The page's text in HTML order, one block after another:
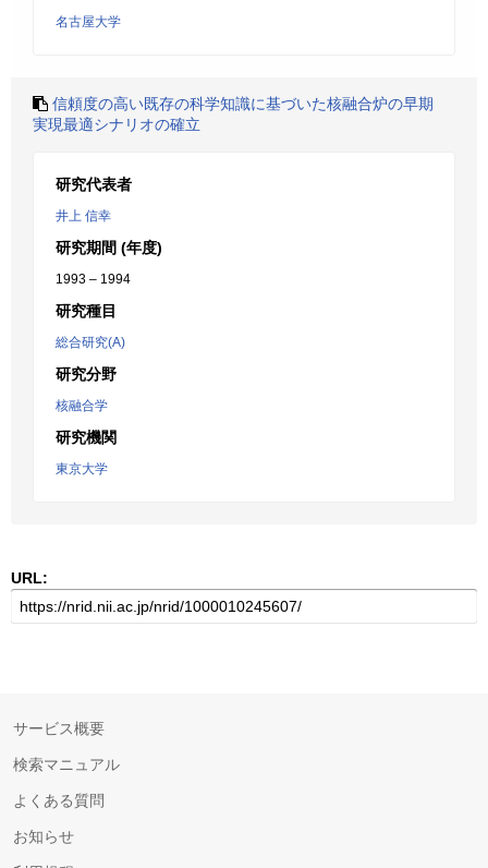
名古屋大学
信頼度の高い既存の科学知識に基づいた核融合炉の早期
実現最適シナリオの確立
研究代表者
井上 信幸
研究期間 (年度)
1993 – 1994
研究種目
総合研究(A)
研究分野
核融合学
研究機関
東京大学
URL:
サービス概要
検索マニュアル
よくある質問
お知らせ